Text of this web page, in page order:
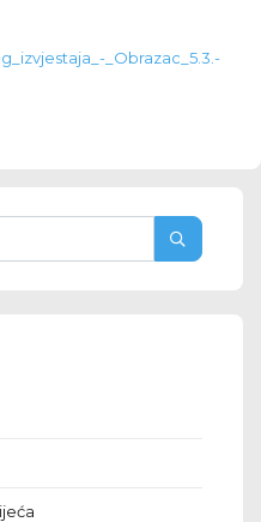
_Obrazac_5.3.-